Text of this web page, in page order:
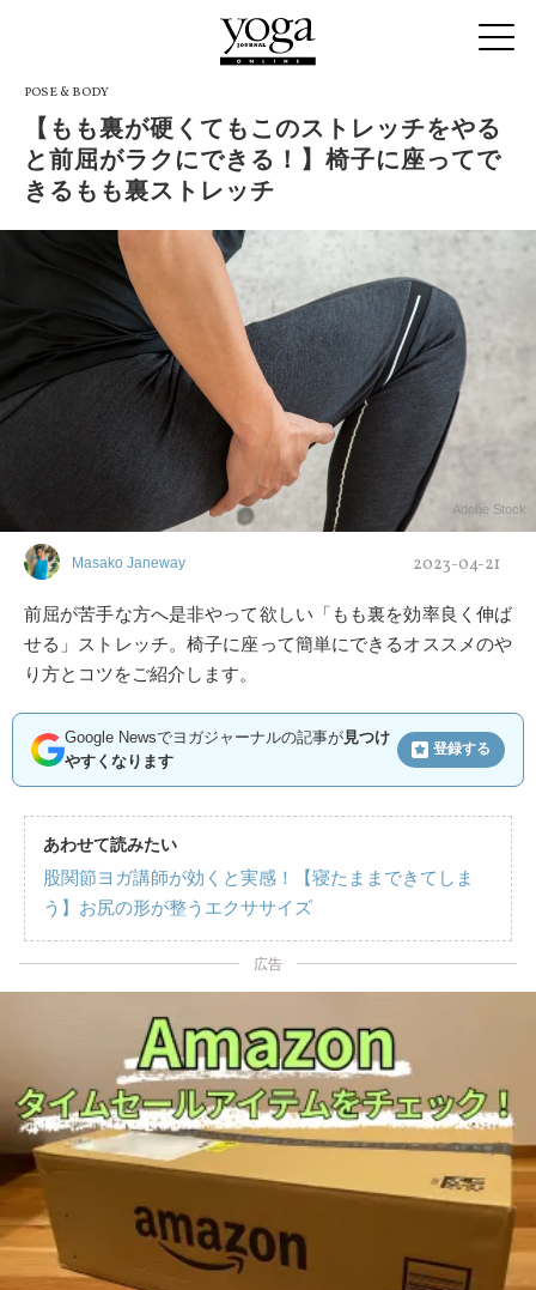
POSE & BODY
【もも裏が硬くてもこのストレッチをやる
と前屈がラクにできる！】椅子に座ってで
きるもも裏ストレッチ
Adobe Stock
Masako Janeway 2023-04-21
前屈が苦手な方へ是非やって欲しい「もも裏を効率良く伸ば
せる」ストレッチ。椅子に座って簡単にできるオススメのや
り方とコツをご紹介します。
Google Newsでヨガジャーナルの記事が見つけ
やすくなります
登録する
あわせて読みたい
股関節ヨガ講師が効くと実感！【寝たままできてしま
う】お尻の形が整うエクササイズ
広告